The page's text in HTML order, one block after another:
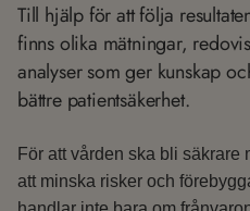
Till hjälp för att följa
finns olika mätningar,
analyser som ger kunskap
bättre patientsäkerhet.
För att vården ska bli
att minska risker och